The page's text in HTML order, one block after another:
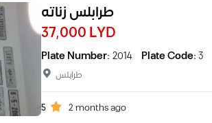
طرابلس زناته
37,000 LYD
Plate Number: 2014 Plate Code:3
طرابلس
5 2 months ago